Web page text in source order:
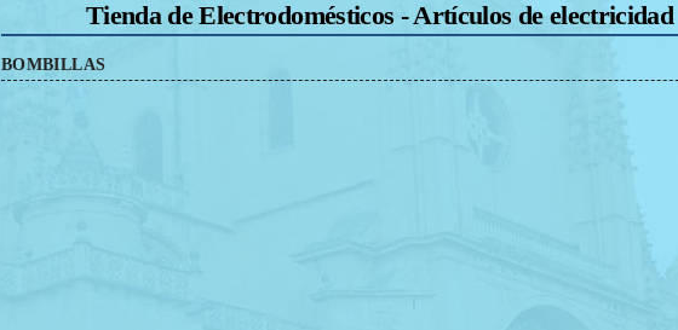
Tienda de Electrodomésticos - Artículos de electricidad
BOMBILLAS